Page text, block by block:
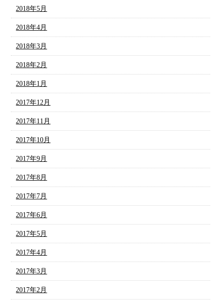
2018年5月
2018年4月
2018年3月
2018年2月
2018年1月
2017年12月
2017年11月
2017年10月
2017年9月
2017年8月
2017年7月
2017年6月
2017年5月
2017年4月
2017年3月
2017年2月